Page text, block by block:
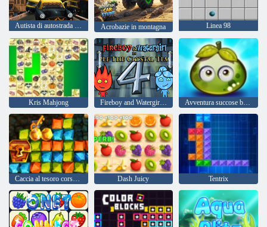
Autista di autostrada 3D Acrobazie in montagna Linea 98
Kris Mahjong Fireboy and Watergirl 4: Tempio di Cristallo Avventura succose bacche
Dash Juicy Tentrix